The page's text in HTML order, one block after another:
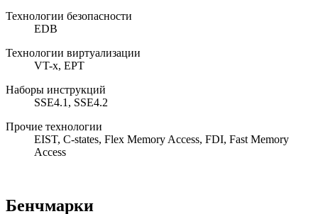
Технологии безопасности
EDB
Технологии виртуализации
VT-x, EPT
Наборы инструкций
SSE4.1, SSE4.2
Прочие технологии
EIST, C-states, Flex Memory Access, FDI, Fast Memory
Access
Бенчмарки